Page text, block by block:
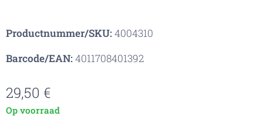
Productnummer/SKU:4004310
Barcode/EAN:4011708401392
29,50 €
Op voorraad